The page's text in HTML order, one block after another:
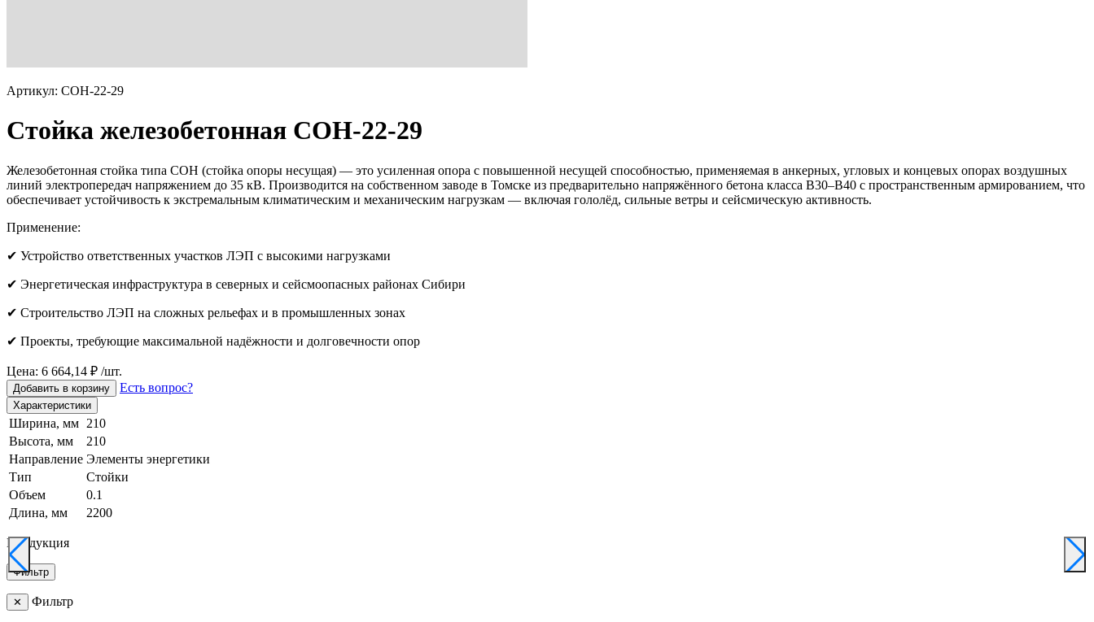
Артикул: СОН-22-29
Стойка железобетонная СОН-22-29
Железобетонная стойка типа СОН (стойка опоры несущая) — это усиленная опора с повышенной несущей способностью, применяемая в анкерных, угловых и концевых опорах воздушных
линий электропередач напряжением до 35 кВ. Производится на собственном заводе в Томске из предварительно напряжённого бетона класса B30–B40 с пространственным армированием, что
обеспечивает устойчивость к экстремальным климатическим и механическим нагрузкам — включая гололёд, сильные ветры и сейсмическую активность.
Применение:
✔ Устройство ответственных участков ЛЭП с высокими нагрузками
✔ Энергетическая инфраструктура в северных и сейсмоопасных районах Сибири
✔ Строительство ЛЭП на сложных рельефах и в промышленных зонах
✔ Проекты, требующие максимальной надёжности и долговечности опор
Цена: 6 664,14 ₽ /шт.
Добавить в корзину Есть вопрос?
Характеристики
Ширина, мм 210
Высота, мм
210
Направление Элементы энергетики
Тип
Стойки
Объем
0.1
Длина, мм
2200
Продукция
Фильтр
✕ Фильтр